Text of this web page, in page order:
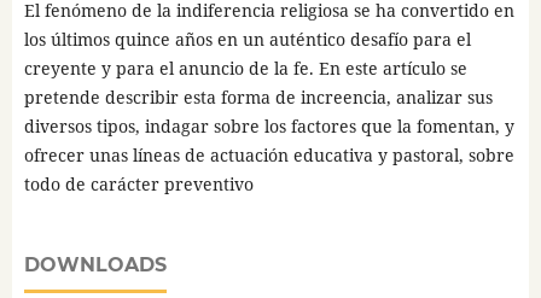
El fenómeno de la indiferencia religiosa se ha convertido en
los últimos quince años en un auténtico desafío para el
creyente y para el anuncio de la fe. En este artículo se
pretende describir esta forma de increencia, analizar sus
diversos tipos, indagar sobre los factores que la fomentan, y
ofrecer unas líneas de actuación educativa y pastoral, sobre
todo de carácter preventivo
DOWNLOADS